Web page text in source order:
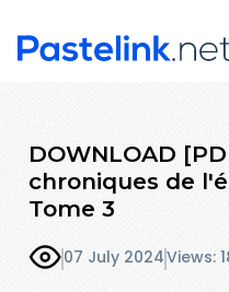
DOWNLOAD
chroniques de
Tome 3
07 July 2024Views: